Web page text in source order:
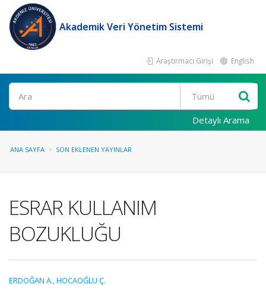
Akademik Veri Yönetim Sistemi
Araştırmacı Girişi English
Ara
Detaylı Arama
ANA SAYFA SON EKLENEN YAYINLAR
ESRAR KULLANIM
BOZUKLUĞU
ERDOĞAN A.,HOCAOĞLU Ç.